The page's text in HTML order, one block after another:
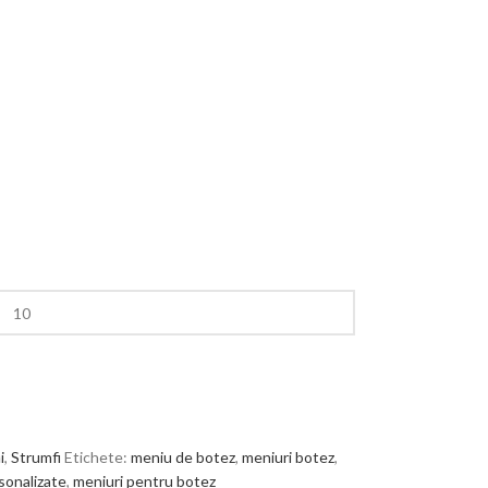
, Strumfi Etichete: meniu de botez, meniuri botez,
, meniuri pentru botez